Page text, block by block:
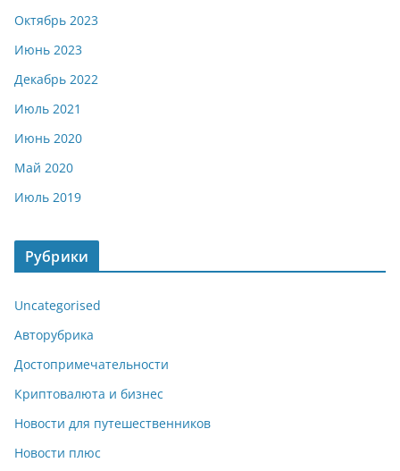
Октябрь 2023
Июнь 2023
Декабрь 2022
Июль 2021
Июнь 2020
Май 2020
Июль 2019
Рубрики
Uncategorised
Авторубрика
Достопримечательности
Криптовалюта и бизнес
Новости для путешественников
Новости плюс